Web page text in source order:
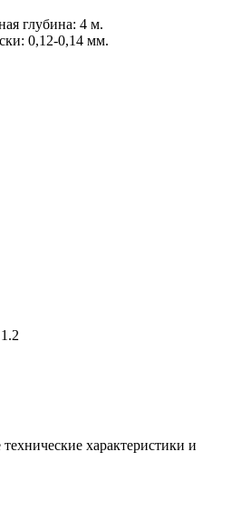
глубина: 4 м.
0,12-0,14 мм.
характеристики и